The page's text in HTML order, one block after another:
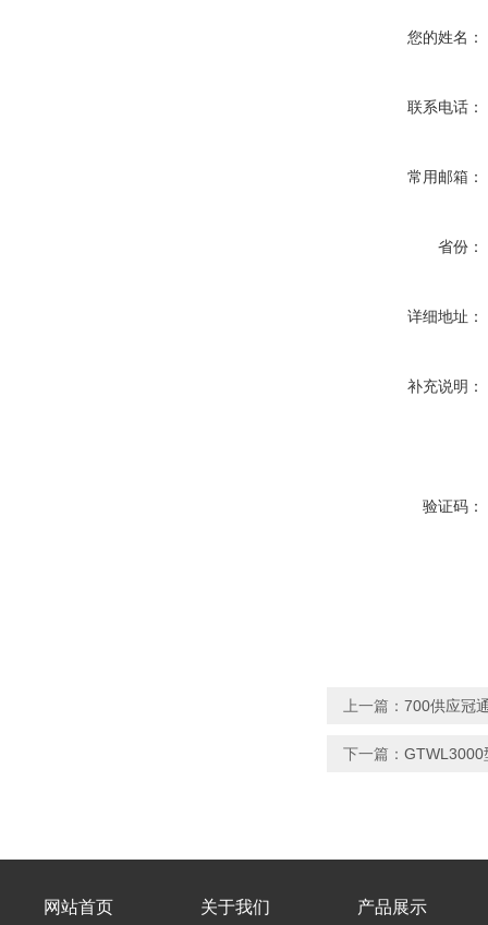
您的姓名：
联系电话：
常用邮箱：
省份：
详细地址：
补充说明：
验证码：
上一篇： 700供应冠
下一篇： GTWL3000
网站首页 关于我们 产品展示